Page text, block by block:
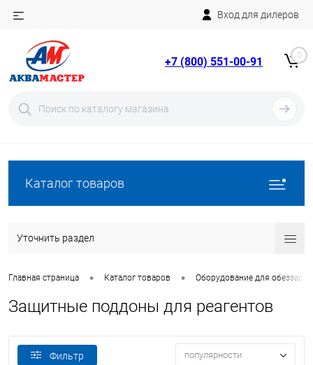
Вход для дилеров
+7 (800) 551-00-91 0
Каталог товаров
Уточнить раздел
Главная страница • Каталог товаров • Оборудование для
Защитные поддоны для реагентов
Фильтр популярности